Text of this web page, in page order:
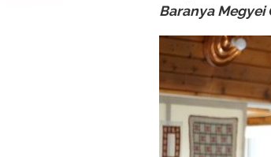
Baranya Megyei